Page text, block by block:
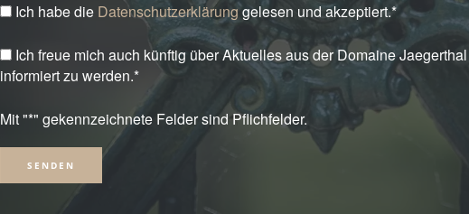
Ich habe die Datenschutzerklärunggelesen und akzeptiert.*
Ich freue mich auch künftig über Aktuelles aus der Domaine Jaegerthal
informiert zu werden.*
Mit "*" gekennzeichnete Felder sind Pflichfelder.